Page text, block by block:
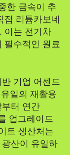
한 금속이 추
접 리튬카보네
이는 전기차
필수적인 원료
기업 어센드
일의 재활용
터 연간
업그레이드
트 생산처는
산이 유일하